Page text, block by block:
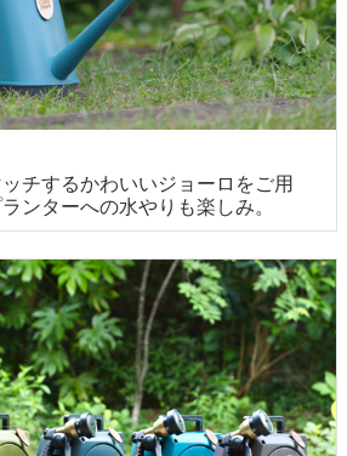
チするかわいいジョーロをご用
ンターへの水やりも楽しみ。